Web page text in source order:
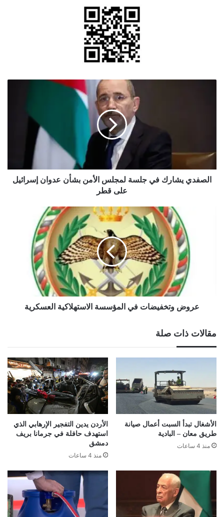
عدوان
إسرائيل
علىالصفدي يشارك في جلسة لمجلس الأمن بشأن عدوان إسرائيل
على قطر
الاستهلاكية
عروض وتخفيضات في المؤسسة الاستهلاكية العسكرية
مقالات ذات صلة
الأشغال تبدأ السبت أعمال صيانة
طريق معان – البادية
منذ 4 ساعات
الأردن يدين التفجير الإرهابي الذي
استهدف حافلة في جرمانا بريف
دمشق
منذ 4 ساعات